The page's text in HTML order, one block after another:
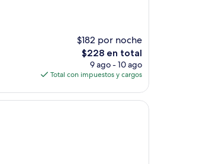
$182 por noche
El
precio
actual
de
$228 en total
9 ago - 10 ago
Total con impuestos y cargos